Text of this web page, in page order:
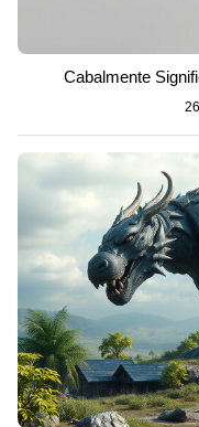
Cabalmente